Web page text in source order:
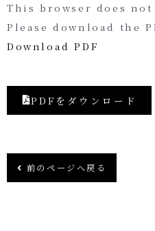
This browser does
Please download the
Download PDF
PDFをダウンロード
前のページへ戻る